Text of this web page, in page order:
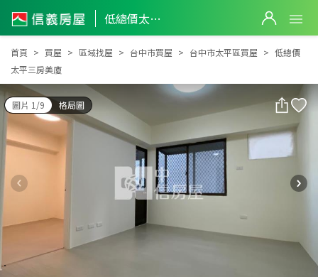
低總價太平三房美廈
低總價太平三房美廈
首頁 買屋 區域找屋 台中市買屋 台中市太平區買屋
低總價
太平三房美廈
圖片 1/9 格局圖